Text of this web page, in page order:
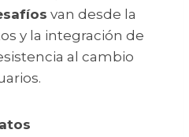
van desde la
y la integración de
al cambio